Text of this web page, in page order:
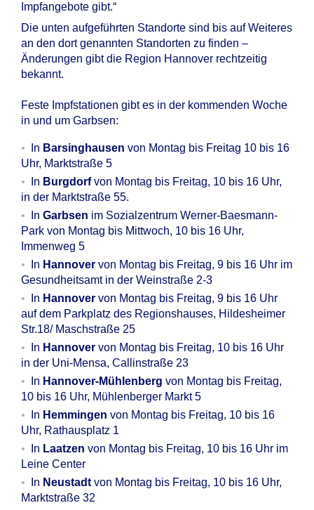
Impfangebote gibt.“
Die unten aufgeführten Standorte sind bis auf Weiteres
an den dort genannten Standorten zu finden –
Änderungen gibt die Region Hannover rechtzeitig
bekannt.
Feste Impfstationen gibt es in der kommenden Woche
in und um Garbsen:
In Barsinghausen von Montag bis Freitag 10 bis 16
Uhr, Marktstraße 5
In Burgdorfvon Montag bis Freitag, 10 bis 16 Uhr,
in der Marktstraße 55.
In Garbsen im Sozialzentrum Werner-Baesmann-
Park von Montag bis Mittwoch, 10 bis 16 Uhr,
Immenweg 5
In Hannover von Montag bis Freitag, 9 bis 16 Uhr im
Gesundheitsamt in der Weinstraße 2-3
In Hannover von Montag bis Freitag, 9 bis 16 Uhr
auf dem Parkplatz des Regionshauses, Hildesheimer
Str.18/ Maschstraße 25
In Hannover von Montag bis Freitag, 10 bis 16 Uhr
in der Uni-Mensa, Callinstraße 23
In Hannover-Mühlenberg von Montag bis Freitag,
10 bis 16 Uhr, Mühlenberger Markt 5
In Hemmingen von Montag bis Freitag, 10 bis 16
Uhr, Rathausplatz 1
In Laatzen von Montag bis Freitag, 10 bis 16 Uhr im
Leine Center
In Neustadt von Montag bis Freitag, 10 bis 16 Uhr,
Marktstraße 32